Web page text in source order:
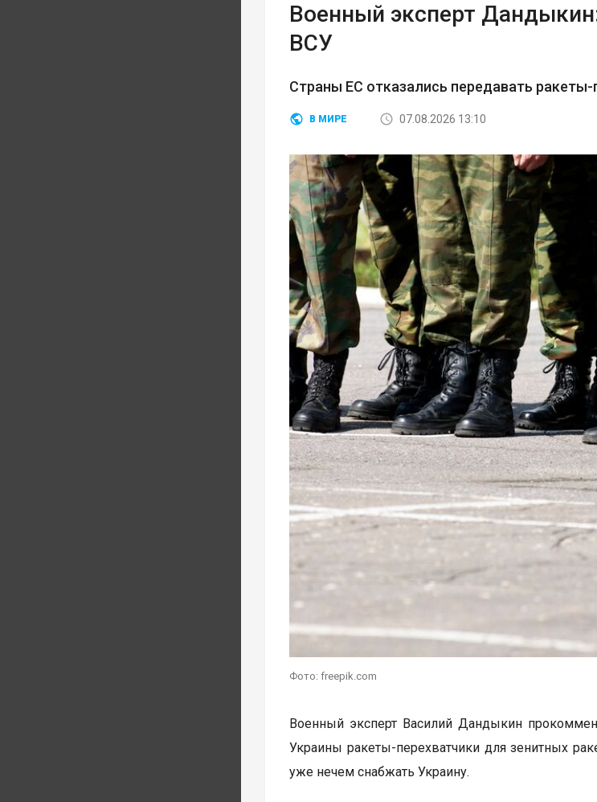
Военный эксперт
ВСУ
Страны ЕС отказались передавать
В МИРЕ 07.08.2026 13:10
Фото: freepik.com
Военный эксперт Василий Дандыкин
Украины ракеты-перехватчики для зенитных
уже нечем снабжать Украину.